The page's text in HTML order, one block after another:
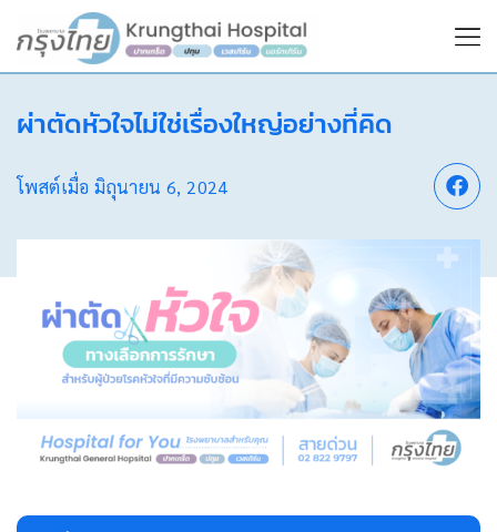
ผ่าตัดหัวใจไม่ใช่เรื่องใหญ่อย่างที่คิด
โพสต์เมื่อมิถุนายน 6, 2024